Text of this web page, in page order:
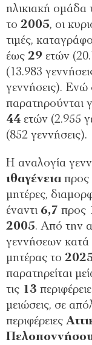
ηλικιακή ομάδα
το 2005, οι
τιμές,
έως 29 ετών
(13.983
γεννήσεις). Ενώ
παρατηρούνται
44 ετών (2.955
(852 γεννήσεις).
Η αναλογία
ιθαγένεια προς
μητέρες,
έναντι 6,7 προς
2005. Από την
γεννήσεων κατά
μητέρας το
παρατηρείται
τις 13
μειώσεις, σε
περιφέρειες